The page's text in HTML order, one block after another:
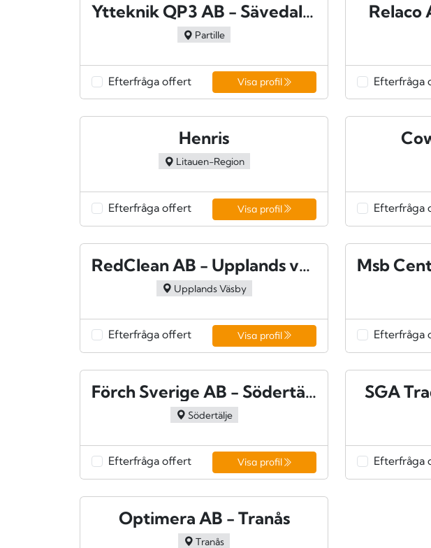
Ytteknik QP3 AB - Sävedalen
Partille
Efterfråga offert Visa profil
Relaco
Efterfråga
Henris
Litauen-Region
Efterfråga offert Visa profil Efterfråga
RedClean AB - Upplands väsby
Upplands Väsby
Efterfråga offert Visa profil Efterfråga
Förch Sverige AB - Södertälje
Södertälje
Efterfråga offert Visa profil
SGA
Efterfråga
Optimera AB - Tranås
Tranås